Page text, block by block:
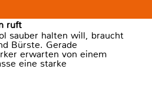
ruft
sauber halten will, braucht
Bürste. Gerade
erwarten von einem
eine starke